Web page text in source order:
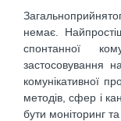
немає.
спонтанної
застосовування
комунікативної
методів, сфер і
бути моніторинг